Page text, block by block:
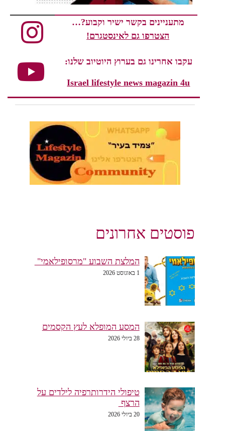
מתעניינים בקשר ישיר וקבוע?…
הצטרפו גם לאינסטגרם!
עקבו אחרינו גם בערוץ היוטיוב שלנו:
Israel lifestyle news magazin 4u
פוסטים אחרונים
המלצת השבוע "מרסופילאמי"
1 באוגוסט 2026
המסע המופלא לעץ הקסמים
28 ביולי 2026
טיפולי הידרותרפיה לילדים על
הרצף
20 ביולי 2026